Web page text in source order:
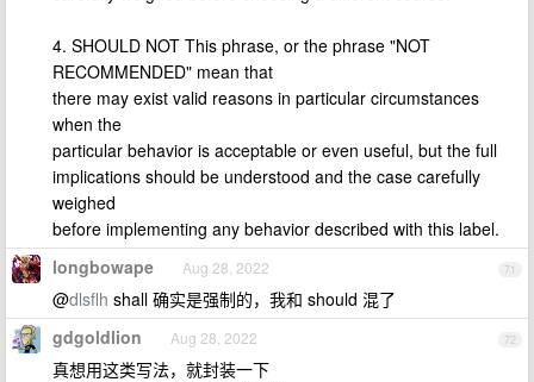
4. SHOULD NOT This phrase, or the phrase "NOT
RECOMMENDED" mean that
there may exist valid reasons in particular circumstances
when the
particular behavior is acceptable or even useful, but the full
implications should be understood and the case carefully
weighed
before implementing any behavior described with this label.
71
longbowape Aug 28, 2022
@dlsflh shall 确实是强制的，我和 should 混了
72
gdgoldlion Aug 28, 2022
真想用这类写法，就封装一下